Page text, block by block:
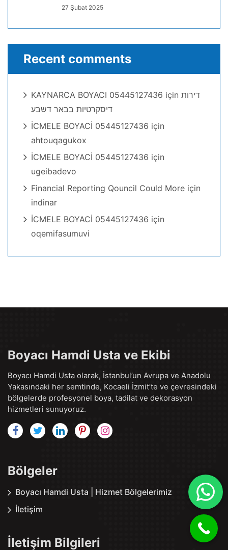
27 Şubat 2025
Recent comments
KAYNARCA BOYACI 05445127436 için דירות
דיסקרטיות בבאר דשבע
İCMELE BOYACİ 05445127436 için
ahtouqagukox
İCMELE BOYACİ 05445127436 için
ugeibadevo
Financial Reporting Qouncil Could More için
indinar
İCMELE BOYACİ 05445127436 için
oqemifasumuvi
Boyacı Hamdi Usta ve Ekibi
Boyacı Hamdi Usta olarak, İstanbul’un Avrupa ve Anadolu
Yakasındaki her semtinde, Kocaeli İzmit’te ve çevresindeki
bölgelerde profesyonel boya, tadilat ve dekorasyon
hizmetleri sunuyoruz.
Bölgeler
Boyacı Hamdi Usta | Hizmet Bölgelerimiz
İletişim
İletişim Bilgileri